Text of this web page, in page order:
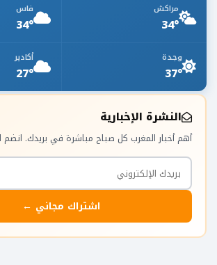
مراكش
34°
فاس
34°
وجدة
37°
أكادير
27°
النشرة الإخبارية
أهم أخبار المغرب كل صباح مباشرة في بريدك. انضم لـ 120,000
اشتراك مجاني ←